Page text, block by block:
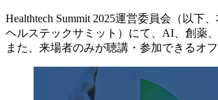
Healthtech Summit 2025運営委員会（以下
ヘルステックサミット）にて、AI、創薬
また、来場者のみが聴講・参加できるオ